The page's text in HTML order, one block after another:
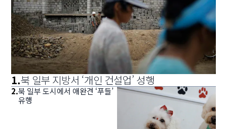
1.북 일부 지방서 ‘개인 건설업’ 성행
2.북 일부 도시에서 애완견 ‘푸들’
유행